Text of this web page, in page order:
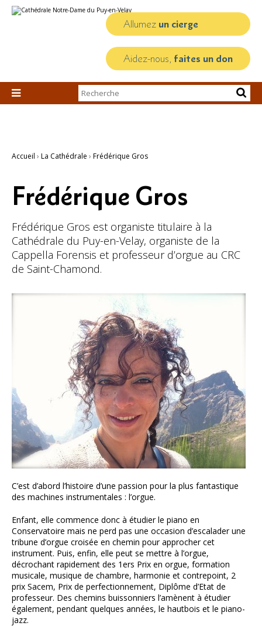
au
personnels
Allumez un cierge
Aidez-nous, faites un don

Chercher par
Recherche
Accueil › La Cathédrale › Frédérique Gros
Frédérique Gros
Frédérique Gros est organiste titulaire à la
Cathédrale du Puy-en-Velay, organiste de la
Cappella Forensis et professeur d’orgue au CRC
de Saint-Chamond.
C’est d’abord l’histoire d’une passion pour la plus fantastique
des machines instrumentales : l’orgue.
Enfant, elle commence donc à étudier le piano en
Conservatoire mais ne perd pas une occasion d’escalader une
tribune d’orgue croisée en chemin pour approcher cet
instrument. Puis, enfin, elle peut se mettre à l’orgue,
décrochant rapidement des 1ers Prix en orgue, formation
musicale, musique de chambre, harmonie et contrepoint, 2
prix Sacem, Prix de perfectionnement, Diplôme d’Etat de
professeur. Des chemins buissonniers l’amènent à étudier
également, pendant quelques années, le hautbois et le piano-
jazz.